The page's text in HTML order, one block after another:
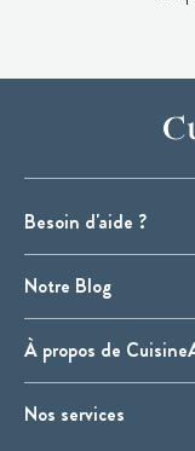
Besoin d'aide ?
Notre Blog
À propos de
Nos services